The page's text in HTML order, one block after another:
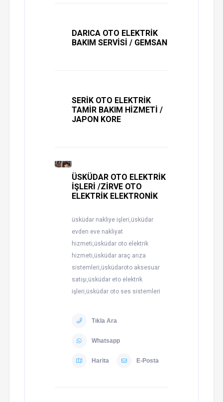
DARICA OTO ELEKTRİK
BAKIM SERVİSİ / GEMSAN
SERİK OTO ELEKTRİK
TAMİR BAKIM HİZMETİ /
JAPON KORE
ÜSKÜDAR OTO ELEKTRİK
İŞLERİ /ZİRVE OTO
ELEKTRİK ELEKTRONİK
üsküdar nakliye işleri,üsküdar
evden eve nakliyat
hizmeti,üsküdar oto elektrik
hizmeti,üsküdar araç arıza
sistemleri,üsküdaroto aksesuar
satışı,üsküdar eto elektrik
işleri,üsküdar oto ses sistemleri
Tıkla Ara
Whatsapp
Harita E-Posta